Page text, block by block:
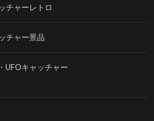
チャーレトロ
チャー景品
UFOキャッチャー